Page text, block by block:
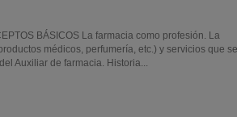
BÁSICOS La farmacia como profesión. La
médicos, perfumería, etc.) y servicios que se
Auxiliar de farmacia. Historia...